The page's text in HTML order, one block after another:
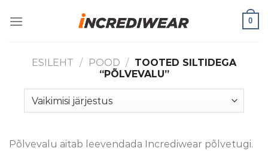
0
ESILEHT / POOD / TOOTED SILTIDEGA
“PÕLVEVALU”
Põlvevalu aitab leevendada Incrediwear põlvetugi.